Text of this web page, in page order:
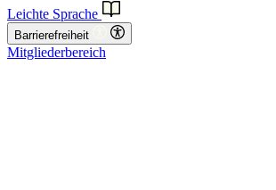
Leichte Sprache
Barrierefreiheit
Mitgliederbereich